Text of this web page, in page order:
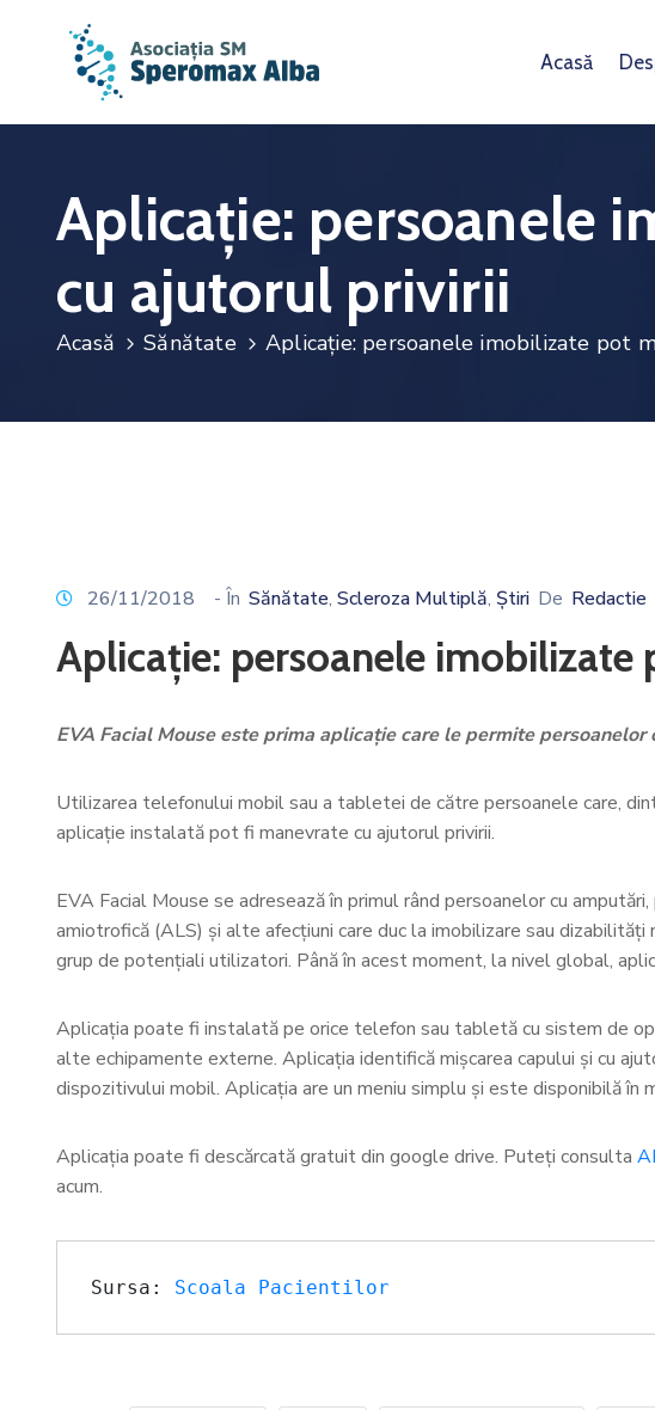
Acasă
Aplicație: persoanele
cu ajutorul privirii
Acasă Sănătate Aplicație: persoanele imobilizate pot
26/11/2018 - În Sănătate‚ Scleroza Multiplă‚ Știri De Redactie
Aplicație: persoanele
EVA Facial Mouse este prima aplicație care le permite
Utilizarea telefonului mobil sau a tabletei de către persoanele care,
aplicație instalată pot fi manevrate cu ajutorul privirii.
EVA Facial Mouse se adresează în primul rând persoanelor cu
amiotrofică (ALS) și alte afecțiuni care duc la imobilizare sau
grup de potențiali utilizatori. Până în acest moment, la nivel global,
Aplicația poate fi instalată pe orice telefon sau tabletă cu sistem de
alte echipamente externe. Aplicația identifică mișcarea capului și cu
dispozitivului mobil. Aplicația are un meniu simplu și este disponibilă în
Aplicația poate fi descărcată gratuit din google drive. Puteți consulta
acum.
Sursa: Scoala Pacientilor